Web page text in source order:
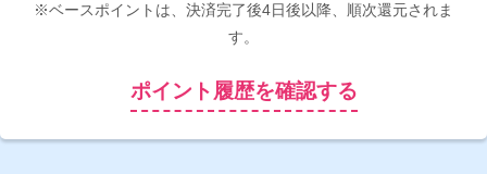
※ベースポイントは、決済完了後4日後以降、順次還元されま
す。
ポイント履歴を確認する